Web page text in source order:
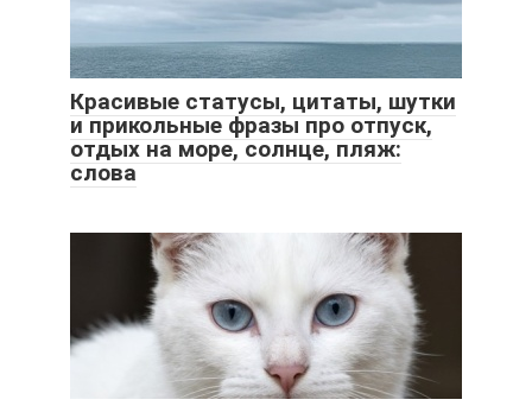
Красивые статусы, цитаты, шутки
и прикольные фразы про отпуск,
отдых на море, солнце, пляж:
слова